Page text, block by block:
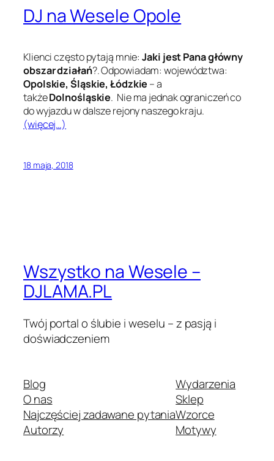
DJ na Wesele Opole
Klienci często pytają mnie:Jaki jest Pana główny
obszar działań?. Odpowiadam: województwa:
Opolskie, Śląskie, Łódzkie – a
takżeDolnośląskie. Nie ma jednak ograniczeń co
do wyjazdu w dalsze rejony naszego kraju.
(więcej…)
18 maja, 2018
Wszystko na Wesele –
DJLAMA.PL
Twój portal o ślubie i weselu – z pasją i
doświadczeniem
Blog
O nas
Najczęściej zadawane pytania
Autorzy
Wydarzenia
Sklep
Wzorce
Motywy